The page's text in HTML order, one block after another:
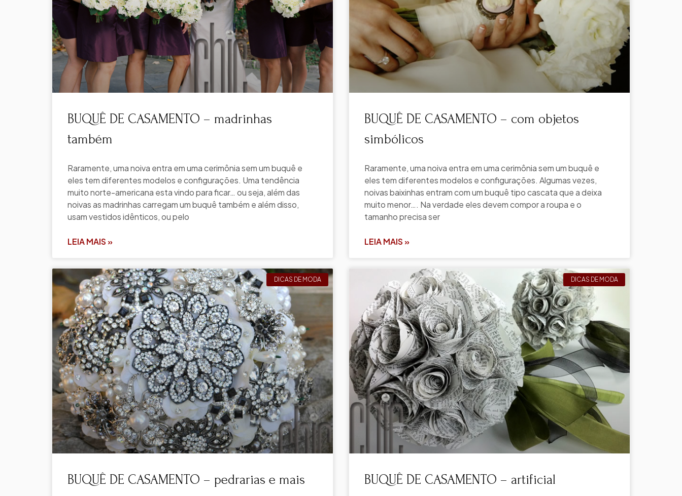
BUQUÊ DE CASAMENTO – madrinhas
também
Raramente, uma noiva entra em uma cerimônia sem um buquê e
eles tem diferentes modelos e configurações. Uma tendência
muito norte-americana esta vindo para ficar… ou seja, além das
noivas as madrinhas carregam um buquê também e além disso,
usam vestidos idênticos, ou pelo
LEIA MAIS »
BUQUÊ DE CASAMENTO – com objetos
simbólicos
Raramente, uma noiva entra em uma cerimônia sem um buquê e
eles tem diferentes modelos e configurações. Algumas vezes,
noivas baixinhas entram com um buquê tipo cascata que a deixa
muito menor…. Na verdade eles devem compor a roupa e o
tamanho precisa ser
LEIA MAIS »
DICAS DE MODA
BUQUÊ DE CASAMENTO – pedrarias e mais
DICAS DE MODA
BUQUÊ DE CASAMENTO – artificial